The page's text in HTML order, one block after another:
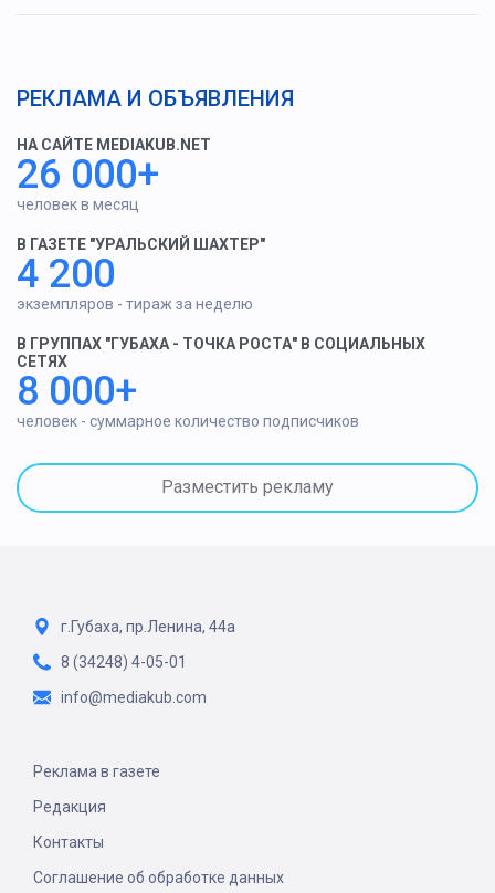
РЕКЛАМА И ОБЪЯВЛЕНИЯ
НА САЙТЕ MEDIAKUB.NET
26 000+
человек в месяц
В ГАЗЕТЕ "УРАЛЬСКИЙ ШАХТЕР"
4 200
экземпляров - тираж за неделю
В ГРУППАХ "ГУБАХА - ТОЧКА РОСТА" В СОЦИАЛЬНЫХ
СЕТЯХ
8 000+
человек - суммарное количество подписчиков
Разместить рекламу
г.Губаха, пр.Ленина, 44а
8 (34248) 4-05-01
info@mediakub.com
Реклама в газете
Редакция
Контакты
Соглашение об обработке данных